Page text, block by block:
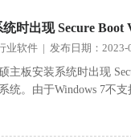
时出现 Secure Boot
业软件 | 发布日期：2023-
主板安装系统时出现
统。由于Windows 7不